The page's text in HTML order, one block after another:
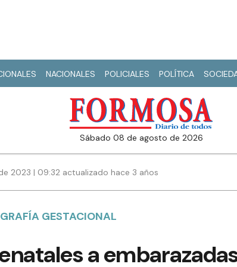
NACIONALES POLICIALES POLÍTICA
sábado 08 de agosto de 2026
2023 | 09:32 actualizado hace 3 años
GESTACIONAL
a